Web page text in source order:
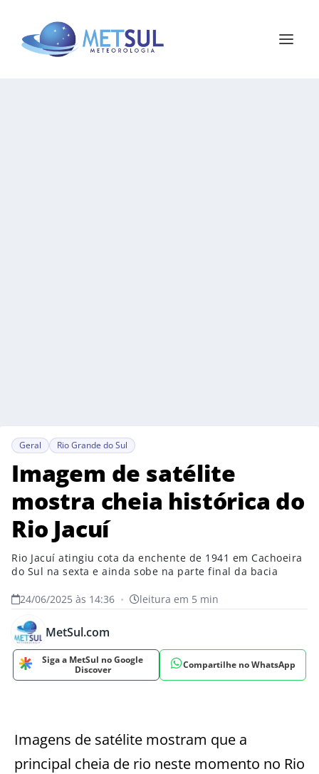
Geral Rio Grande do Sul
Imagem de satélite
mostra cheia histórica do
Rio Jacuí
Rio Jacuí atingiu cota da enchente de 1941 em Cachoeira
do Sul na sexta e ainda sobe na parte final da bacia
24/06/2025 às 14:36 • leitura em 5 min
MetSul.com
Siga a MetSul no Google
Discover
Compartilhe no WhatsApp
Imagens de satélite mostram que a
principal cheia de rio neste momento no Rio